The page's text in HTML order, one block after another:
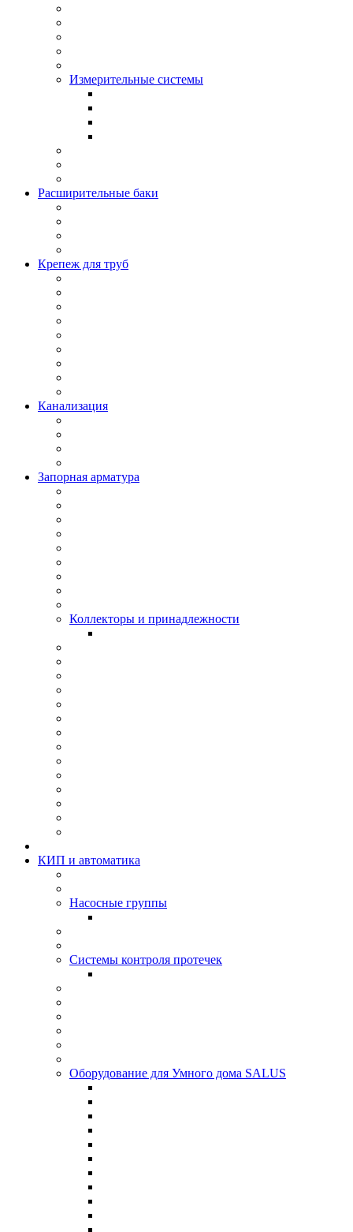
Измерительные системы
Расширительные баки
Крепеж для труб
Канализация
Запорная арматура
Коллекторы и принадлежности
КИП и автоматика
Насосные группы
Системы контроля протeчек
Оборудование для Умного дома SALUS